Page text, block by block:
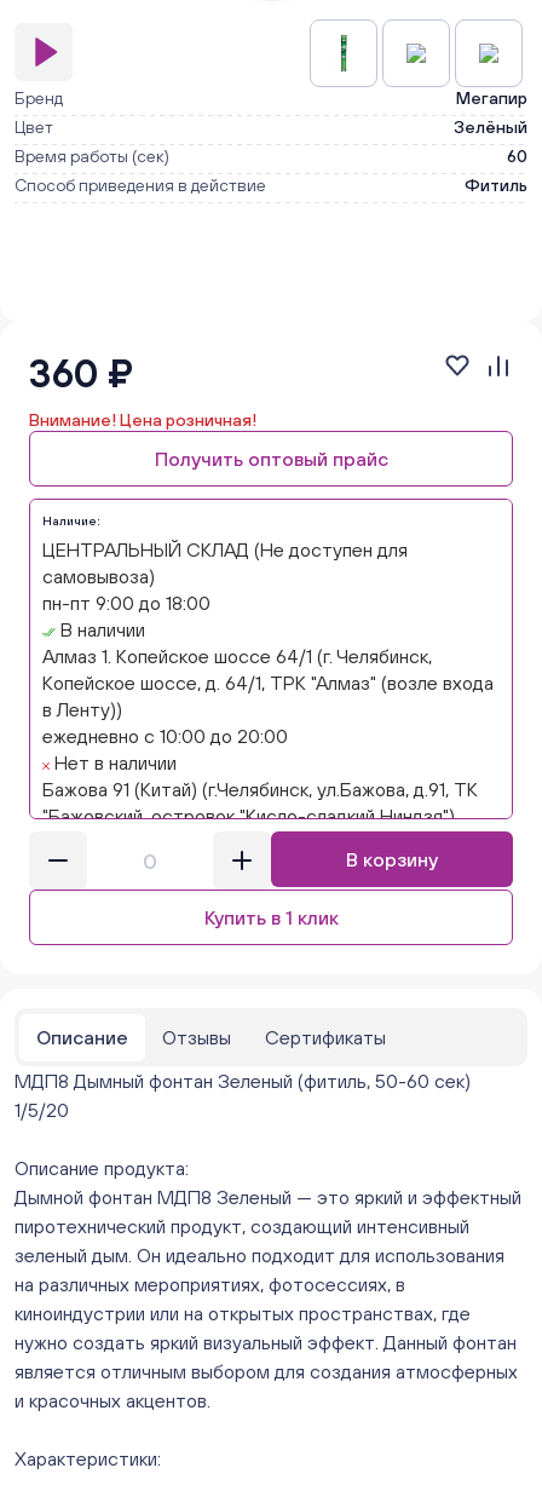
Бренд
Мегапир
Цвет
Зелёный
Время работы (сек)
60
Способ приведения в действие
Фитиль
360 ₽
Внимание! Цена розничная!
Получить оптовый прайс
Наличие:
ЦЕНТРАЛЬНЫЙ СКЛАД (Не доступен для
самовывоза)
пн-пт 9:00 до 18:00
В наличии
Алмаз 1. Копейское шоссе 64/1 (г. Челябинск,
Копейское шоссе, д. 64/1, ТРК "Алмаз" (возле входа
в Ленту))
ежедневно с 10:00 до 20:00
Нет в наличии
Бажова 91 (Китай) (г.Челябинск, ул.Бажова, д.91, ТК
"Бажовский, островок "Кисло-сладкий Ниндзя")
ежедневно с 10:00 до 20:00
Нет в наличии
Бажова 91 Цветы (г. Челябинск, ул.Бажова, д91/1 (на
ежедневно с 10:00 до 20:00
ежедневно с 10:00 до 20:00
Краснопольский 13г (Цветы) (Краснопольский, 13Г)
ежедневно с 10:00 до 20:00
Молния Зоопарк - Труда,166 (ул. Труда,166/5)
ежедневно с 10:00 до 20:00
Нет в наличии
Невский. Черкасская 17 (г. Челябинск, ул.
Черкасская, д.17/1, за ТК "Невский")
ежедневно с 10:00 до 20:00
Мало
Овчинникова, д 12 (Челябинск, улица Овчинникова,
12А)
ежедневно с 10:00 до 20:00
Слава. Копейск, пр.Славы 8/1 (Копейск, пр. Славы
В корзину
Купить в 1 клик
Описание Отзывы
Сертификаты
МДП8 Дымный фонтан Зеленый (фитиль, 50-60 сек)
1/5/20
Описание продукта:
Дымной фонтан МДП8 Зеленый — это яркий и эффектный
пиротехнический продукт, создающий интенсивный
зеленый дым. Он идеально подходит для использования
на различных мероприятиях, фотосессиях, в
киноиндустрии или на открытых пространствах, где
нужно создать яркий визуальный эффект. Данный фонтан
является отличным выбором для создания атмосферных
и красочных акцентов.
Характеристики: